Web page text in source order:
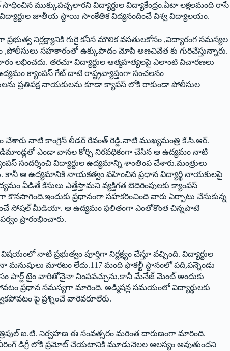
ముక్కుపచ్చలారని విద్యార్థుల విద్యాకేంద్రం.ఏటా లక్షలమంది రాసే
‌విద్యార్థుల జాతీయ స్థాయి సాంకేతిక విద్యనందించే విశ్వ విద్యాలయం.
నిర్లక్ష్యానికి గురై కనీస మౌలిక వసతులకోసం ,విద్యారంగ సమస్యల
సహకారంతో ఉక్కుపాదం మోపి అణచివేత కు గురిచేస్తున్నారు.
లభించదు. తరచూ విద్యార్థుల ఆత్మహత్యలపై ఎలాంటి విచారణలు
క్యాంపస్‌ ‌గేట్‌ ‌దాటి రాష్ట్రవ్యాప్తంగా సంచలనం
ప్రతిపక్ష నాయకులను కూడా క్యాపస్‌ ‌లోకి రాకుండా పోలీసుల
నాటి కాంగ్రెస్‌ ‌లీడర్‌ ‌రేవంత్‌ ‌రెడ్డి.నాటి ముఖ్యమంత్రి కే.సి.ఆర్‌.
ఎండా వానల కోర్చి నిరవధికంగా చేసిన ఆ ఉద్యమం నాటి
‌సందర్శించి విద్యార్థుల ఉద్యమాన్ని శాంతింప చేశారు.మంత్రులు
ఆ ఉద్యమానికి నాయకత్వం వహించిన ప్రధాన విద్యార్థి నాయకులపై
వీడితే కేసులు ఎత్తేస్తామని వ్యక్తిగత బెదిరింపులకు క్యాంపస్‌
ప్రధానంగా సహకరించింది వారు ఏర్పాటు చేసుకున్న
సోషల్‌ ‌మీడియా. ఆ ఉద్యమం ఫలితంగా ఎంతోకొంత చిన్నపాటి
ప్రారంభించారు.
నాటి ప్రభుత్వం పూర్తిగా నిర్లక్ష్యం చేస్తూ వచ్చింది. విద్యార్థుల
మారటం లేదు.117 మంది ఫాకల్టీ స్థానంలో పది,పన్నెండు
పార్ట్ ‌టైం వారితోనైనా నింపవచ్చును,కానీ మేనేజ్‌ ‌మెంట్‌ అం‌దుకు
ప్రధాన సమస్యగా మారింది. అడ్మిషన్ల సమయంలో విద్యార్థులకు
పై ప్రశ్నించే వారెవరూలేరు.
ఐ.‌టి. నిర్వహణ ఈ సంవత్సరం మరింత దారుణంగా మారింది.
‌డిగ్రీ లోకి ప్రమోట్‌ ‌చేయటానికి మూడునెలల ఆలస్యం అవుతుందని